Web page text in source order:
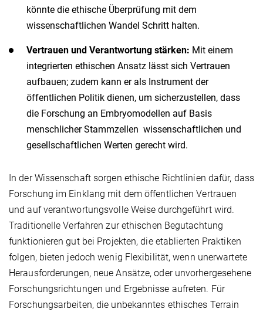
könnte die ethische Überprüfung mit dem
wissenschaftlichen Wandel Schritt halten.
Vertrauen und Verantwortung stärken: Mit einem
integrierten ethischen Ansatz lässt sich Vertrauen
aufbauen; zudem kann er als Instrument der
öffentlichen Politik dienen, um sicherzustellen, dass
die Forschung an Embryomodellen auf Basis
menschlicher Stammzellen wissenschaftlichen und
gesellschaftlichen Werten gerecht wird.
In der Wissenschaft sorgen ethische Richtlinien dafür, dass
Forschung im Einklang mit dem öffentlichen Vertrauen
und auf verantwortungsvolle Weise durchgeführt wird.
Traditionelle Verfahren zur ethischen Begutachtung
funktionieren gut bei Projekten, die etablierten Praktiken
folgen, bieten jedoch wenig Flexibilität, wenn unerwartete
Herausforderungen, neue Ansätze, oder unvorhergesehene
Forschungsrichtungen und Ergebnisse aufreten. Für
Forschungsarbeiten, die unbekanntes ethisches Terrain